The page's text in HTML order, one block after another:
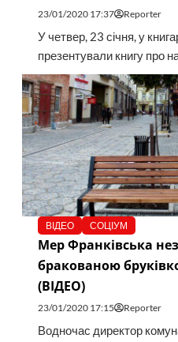
23/01/2020 17:37 Reporter
У четвер, 23 січня, у
презентували книгу про
ВІДЕО СОЦІУМ
Мер Франківська
бракованою
(ВІДЕО)
23/01/2020 17:15 Reporter
Водночас директор